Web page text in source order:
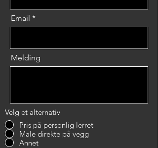
Email
Melding
Velg et alternativ
Pris på personlig lerret
Male direkte på vegg
Annet